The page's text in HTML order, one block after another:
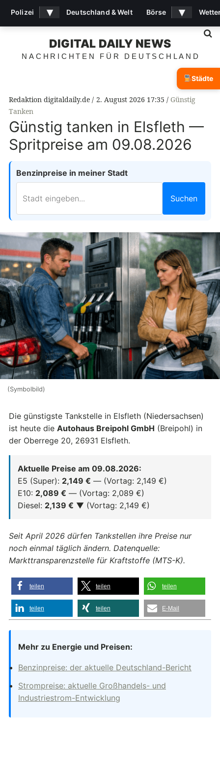
DIGITAL DAILY NEWS
NACHRICHTEN FÜR DEUTSCHLAND
Redaktion digitaldaily.de 2. August 2026 17:35
Günstig
Tanken
Günstig tanken in Elsfleth —
Spritpreise am 09.08.2026
Benzinpreise in meiner Stadt
Suchen
(Symbolbild)
Die günstigste Tankstelle in Elsfleth (Niedersachsen)
ist heute die Autohaus Breipohl GmbH (Breipohl) in
der Oberrege 20, 26931 Elsfleth.
Aktuelle Preise am 09.08.2026:
E5 (Super): 2,149 € — (Vortag: 2,149 €)
E10: 2,089 € — (Vortag: 2,089 €)
Diesel: 2,139 € ▼ (Vortag: 2,149 €)
Seit April 2026 dürfen Tankstellen ihre Preise nur
noch einmal täglich ändern. Datenquelle:
Markttransparenzstelle für Kraftstoffe (MTS-K).
teilen teilen teilen
teilen teilen E-Mail
Mehr zu Energie und Preisen:
Benzinpreise: der aktuelle Deutschland-Bericht
Strompreise: aktuelle Großhandels- und
Industriestrom-Entwicklung
Polizei ▾ Deutschland & Welt Börse ▾
Städte